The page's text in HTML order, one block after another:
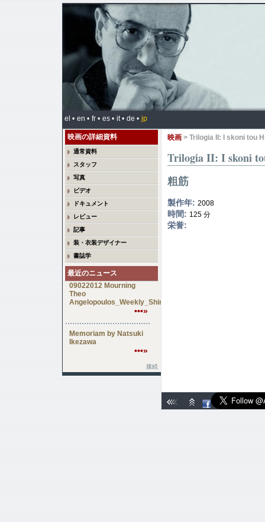
el • en • fr • es • it • de • jp
映画の詳細資料
通常資料
スタッフ
写真
ビデオ
ドキュメント
レビュー
記事
装・衣装デザイナー
書誌学
最近のニュース
09022012 Mourning
Theo
Angelopoulos_Weekly_Shincho_Japan
•••»
Memoriam by Natsuki
Ikezawa
•••»
接続
映画 > Trilogia II: I skoni tou
Trilogia II: I skoni
粗筋
製作年: 2008
時間: 125 分
栄誉: